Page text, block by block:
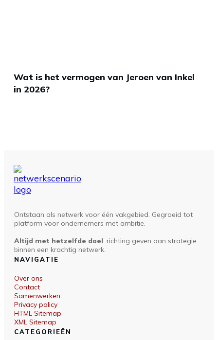
Wat is het vermogen van Jeroen van Inkel
in 2026?
Ontstaan als netwerk voor één vakgebied. Gegroeid tot
platform voor ondernemers met ambitie.
Altijd met hetzelfde doel: richting geven aan strategie
binnen een krachtig netwerk.
NAVIGATIE
Over ons
Contact
Samenwerken
Privacy policy
HTML Sitemap
XML Sitemap
CATEGORIEËN